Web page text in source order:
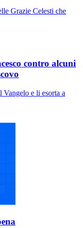
Grazie Celesti che
contro alcuni
Vangelo e li esorta a